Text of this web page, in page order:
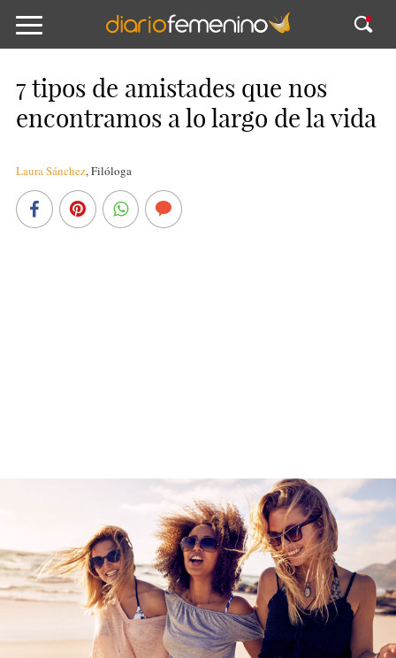
7 tipos de amistades que nos
encontramos a lo largo de la vida
Laura Sánchez,Filóloga